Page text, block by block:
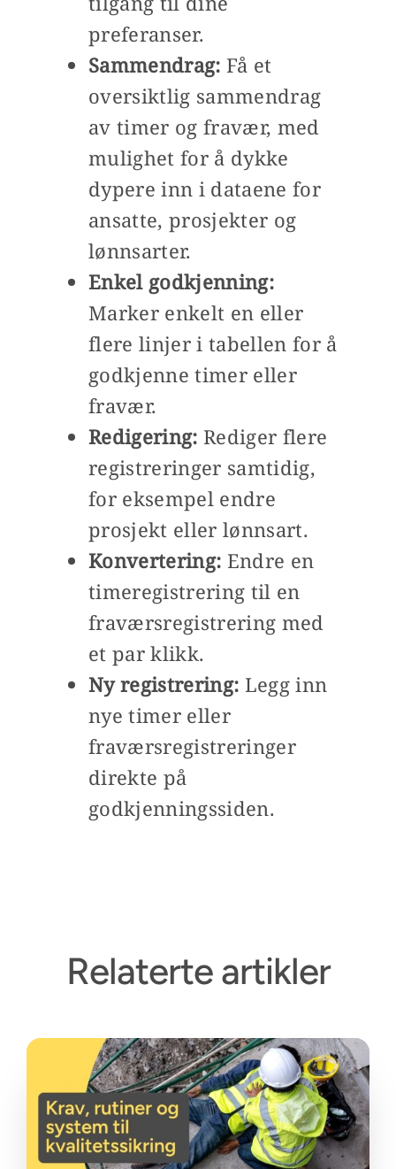
preferanser.
Sammendrag: Få et
oversiktlig sammendrag
av timer og fravær, med
mulighet for å dykke
dypere inn i dataene for
ansatte, prosjekter og
lønnsarter.
Enkel godkjenning:
Marker enkelt en eller
flere linjer i tabellen for å
godkjenne timer eller
fravær.
Redigering: Rediger flere
registreringer samtidig,
for eksempel endre
prosjekt eller lønnsart.
Konvertering: Endre en
timeregistrering til en
fraværsregistrering med
et par klikk.
Ny registrering: Legg inn
nye timer eller
fraværsregistreringer
direkte på
godkjenningssiden.
Relaterte artikler